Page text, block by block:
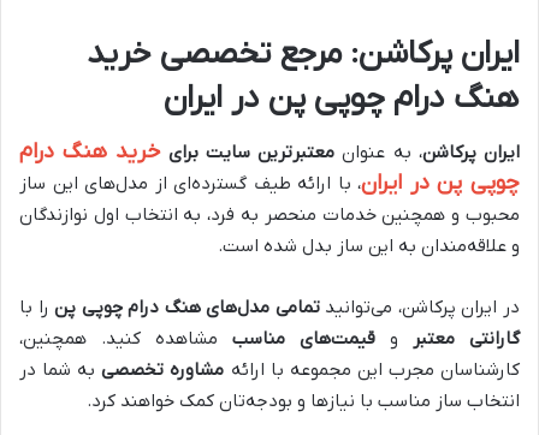
ایران پرکاشن: مرجع تخصصی خرید
هنگ درام چوپی پن در ایران
ایران پرکاشن، به عنوان معتبرترین سایت برایخرید هنگ درام
چوپی پن در ایران، با ارائه طیف گسترده‌ای از مدل‌های این ساز
محبوب و همچنین خدمات منحصر به فرد، به انتخاب اول نوازندگان
و علاقه‌مندان به این ساز بدل شده است.
در ایران پرکاشن، می‌توانیدتمامی مدل‌های هنگ درام چوپی پنرا با
گارانتی معتبر
و قیمت‌های مناسب مشاهده کنید. همچنین،
کارشناسان مجرب این مجموعه با ارائه مشاوره تخصصیبه شما در
انتخاب ساز مناسب با نیازها و بودجه‌تان کمک خواهند کرد.